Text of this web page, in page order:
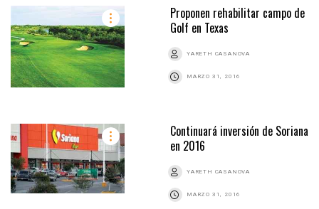
Proponen rehabilitar campo de
Golf en Texas
YARETH CASANOVA
MARZO 31, 2016
Continuará inversión de Soriana
en 2016
YARETH CASANOVA
MARZO 31, 2016